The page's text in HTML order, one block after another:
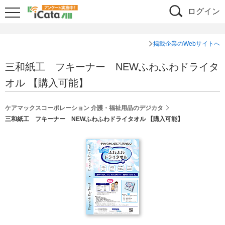
ログイン
掲載企業のWebサイトへ
三和紙工 フキーナー NEWふわふわドライタ
オル 【購入可能】
ケアマックスコーポレーション 介護・福祉用品のデジカタ
三和紙工 フキーナー NEWふわふわドライタオル 【購入可能】